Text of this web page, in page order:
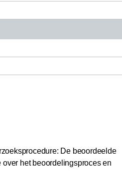
De beoordeelde
het beoordelingsproces en